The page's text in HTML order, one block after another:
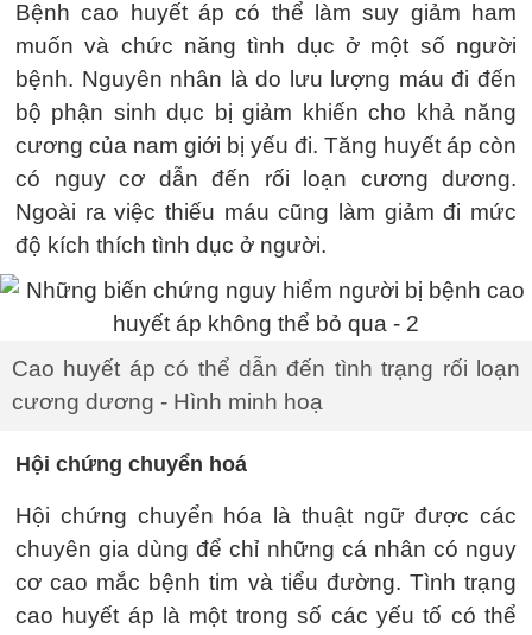
Bệnh cao huyết áp có thể làm suy giảm ham
muốn và chức năng tình dục ở một số người
bệnh. Nguyên nhân là do lưu lượng máu đi đến
bộ phận sinh dục bị giảm khiến cho khả năng
cương của nam giới bị yếu đi. Tăng huyết áp còn
có nguy cơ dẫn đến rối loạn cương dương.
Ngoài ra việc thiếu máu cũng làm giảm đi mức
độ kích thích tình dục ở người.
Cao huyết áp có thể dẫn đến tình trạng rối loạn
cương dương - Hình minh hoạ
Hội chứng chuyển hoá
Hội chứng chuyển hóa là thuật ngữ được các
chuyên gia dùng để chỉ những cá nhân có nguy
cơ cao mắc bệnh tim và tiểu đường. Tình trạng
cao huyết áp là một trong số các yếu tố có thể